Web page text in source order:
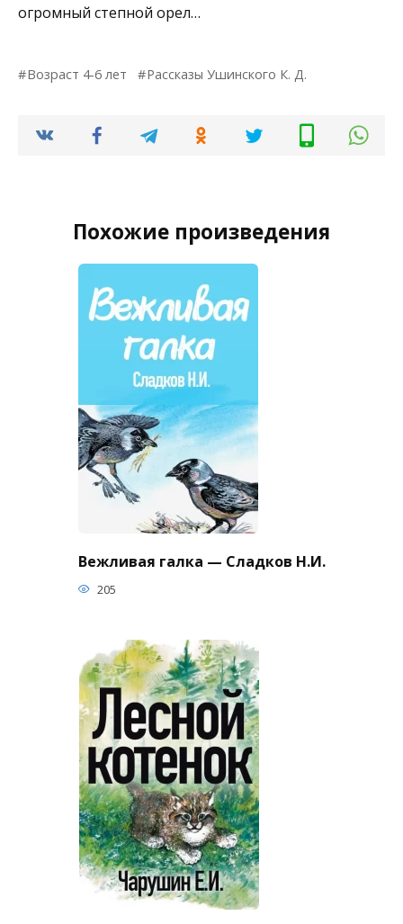
огромный степной орел…
Возраст 4-6 лет Рассказы Ушинского К. Д.
Похожие произведения
Вежливая галка — Сладков Н.И.
205